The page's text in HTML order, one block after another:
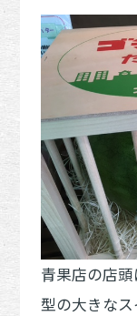
青果店の店
型の大きな